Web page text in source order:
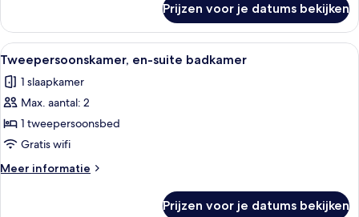
laden
kamer,
en-
suite
badkamer
Prijzen voor je datums bekijken
Alle
foto's
voor
Tweepersoonskamer,
en-
suite
badkamer
laden
Tweepersoonskamer, en-suite
2
Tweepersoonskamer, en-suite badkamer
1 slaapkamer
Max. aantal: 2
1 tweepersoonsbed
Gratis wifi
Meer informatie
Meer
Prijzen voor je datums bekijken